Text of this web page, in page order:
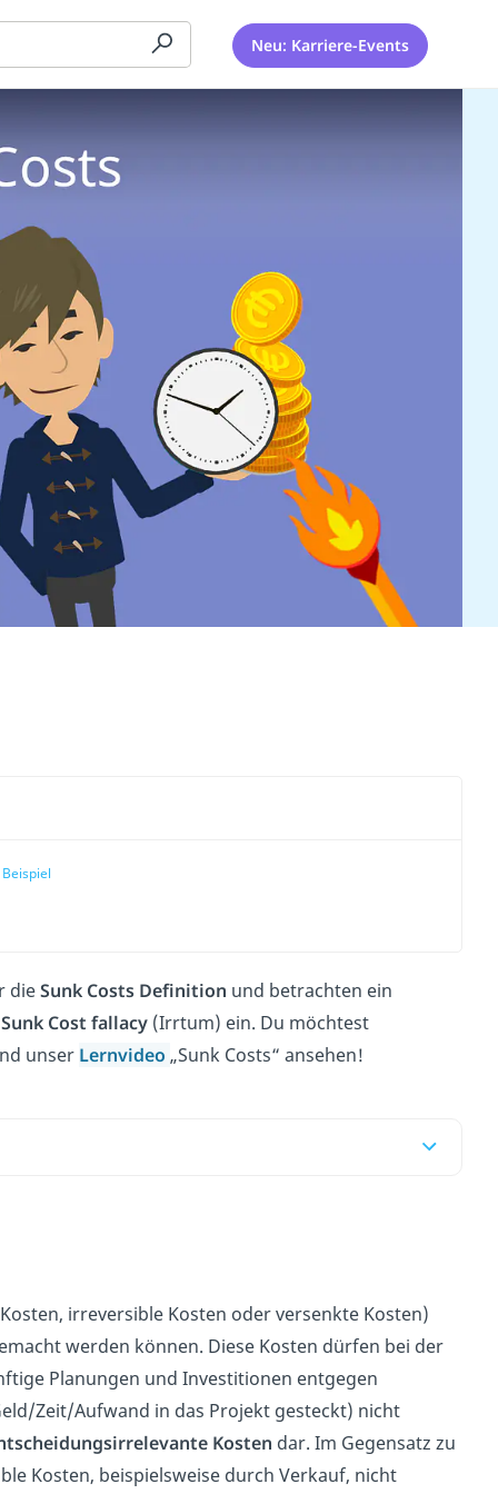
Neu: Karriere-Events
dieSunk Costs Definition und betrachten ein
Sunk Cost fallacy (Irrtum) ein. Du möchtest
unser Lernvideo „Sunk Costs“ ansehen!
irreversible Kosten oder versenkte Kosten)
werden können. Diese Kosten dürfen bei der
Planungen und Investitionen entgegen
Zeit/Aufwand in das Projekt gesteckt) nicht
Kosten dar. Im Gegensatz zu
Kosten, beispielsweise durch Verkauf, nicht